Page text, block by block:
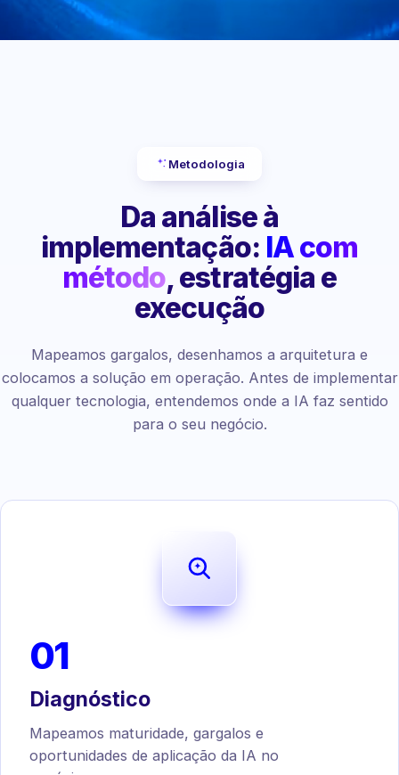
Metodologia
Da análise à
implementação: IA com
método, estratégia e
execução
Mapeamos gargalos, desenhamos a arquitetura e
colocamos a solução em operação. Antes de implementar
qualquer tecnologia, entendemos onde a IA faz sentido
para o seu negócio.
01
Diagnóstico
Mapeamos maturidade, gargalos e
oportunidades de aplicação da IA no